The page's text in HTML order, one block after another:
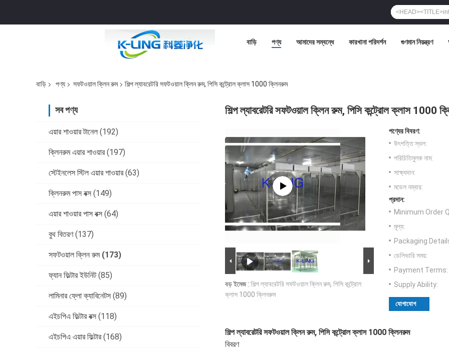
বাড়ি পণ্য আমাদের সম্বন্ধে কারখানা পরিদর্শন গুণমান নিয়ন্ত্রণ
বাড়ি পণ্য সফটওয়াল ক্লিন রুম শিল্প ল্যাবরেটরি সফটওয়াল ক্লিন রুম, পিসি কন্ট্রোল ক্লাস 1000 ক্লিনরুম
সব পণ্য
এয়ার শাওয়ার টানেল (192)
ক্লিনরুম এয়ার শাওয়ার (197)
স্টেইনলেস স্টিল এয়ার শাওয়ার (63)
ক্লিনরুম পাস বক্স (149)
এয়ার শাওয়ার পাস বক্স (64)
বুথ বিতরণ (137)
সফটওয়াল ক্লিন রুম (173)
ফ্যান ফিল্টার ইউনিট (85)
লামিনার ফ্লো ক্যাবিনেটস (89)
এইচপিএ ফিল্টার বক্স (118)
এইচপিএ এয়ার ফিল্টার (168)
শিল্প ল্যাবরেটরি সফটওয়াল ক্লিন রুম, পিসি কন্ট্রোল ক্লাস 1000
বড় ইমেজ : শিল্প ল্যাবরেটরি সফটওয়াল ক্লিন রুম, পিসি কন্ট্রোল
ক্লাস 1000 ক্লিনরুম
পণ্যের বিবরণ:
উৎপত্তি স্থল:
পরিচিতিমুলক নাম:
সাক্ষ্যদান:
মডেল নম্বার:
প্রদান:
Minimum Order
মূল্য:
Packaging
ডেলিভারি সময়:
Payment Terms:
Supply Ability:
যোগাযোগ
শিল্প ল্যাবরেটরি সফটওয়াল ক্লিন রুম, পিসি কন্ট্রোল ক্লাস 1000 ক্লিনরুম
বিবরণ